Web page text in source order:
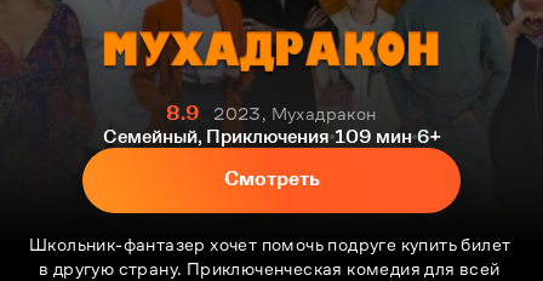
8.9
2023, Мухадракон
Семейный, Приключения 109 мин 6+
Школьник-фантазер хочет помочь подруге купить билет
в другую страну. Приключенческая комедия для всей
Смотреть